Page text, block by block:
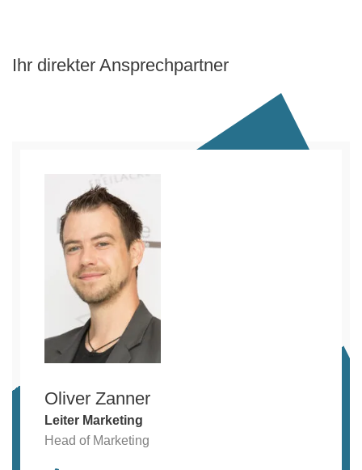
Ihr direkter Ansprechpartner
Oliver Zanner
Leiter Marketing
Head of Marketing